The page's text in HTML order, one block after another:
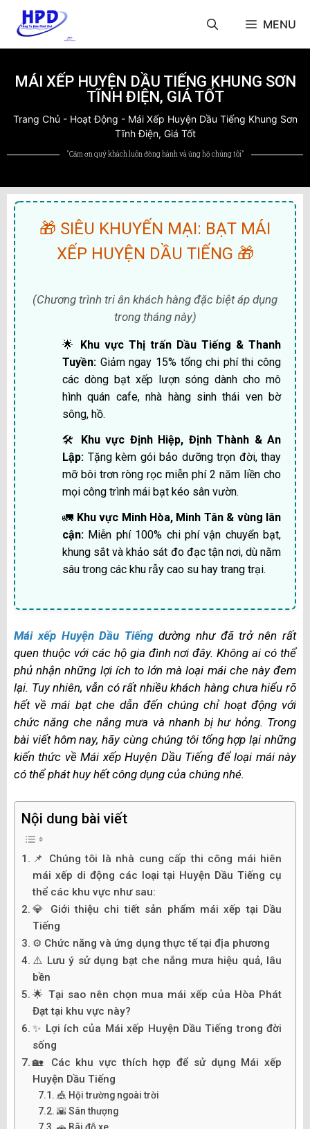
MENU
MÁI XẾP HUYỆN DẦU TIẾNG KHUNG SƠN
TĨNH ĐIỆN, GIÁ TỐT
Trang Chủ - Hoạt Động - Mái Xếp Huyện Dầu Tiếng Khung Sơn
Tĩnh Điện, Giá Tốt
"Cảm ơn quý khách luôn đồng hành và ủng hộ chúng tôi"
🎁 SIÊU KHUYẾN MẠI: BẠT MÁI
XẾP HUYỆN DẦU TIẾNG 🎁
(Chương trình tri ân khách hàng đặc biệt áp dụng
trong tháng này)
🌟 Khu vực Thị trấn Dầu Tiếng & Thanh
Tuyền: Giảm ngay 15% tổng chi phí thi công
các dòng bạt xếp lượn sóng dành cho mô
hình quán cafe, nhà hàng sinh thái ven bờ
sông, hồ.
🛠️ Khu vực Định Hiệp, Định Thành & An
Lập: Tặng kèm gói bảo dưỡng trọn đời, thay
mỡ bôi trơn ròng rọc miễn phí 2 năm liền cho
mọi công trình mái bạt kéo sân vườn.
🚛 Khu vực Minh Hòa, Minh Tân & vùng lân
cận: Miễn phí 100% chi phí vận chuyển bạt,
khung sắt và khảo sát đo đạc tận nơi, dù nằm
sâu trong các khu rẫy cao su hay trang trại.
Mái xếp Huyện Dầu Tiếngdường như đã trở nên rất
quen thuộc với các hộ gia đình nơi đây. Không ai có thể
phủ nhận những lợi ích to lớn mà loại mái che này đem
lại. Tuy nhiên, vẫn có rất nhiều khách hàng chưa hiểu rõ
hết về mái bạt che dẫn đến chúng chỉ hoạt động với
chức năng che nắng mưa và nhanh bị hư hỏng. Trong
bài viết hôm nay, hãy cùng chúng tôi tổng hợp lại những
kiến thức về Mái xếp Huyện Dầu Tiếng để loại mái này
có thể phát huy hết công dụng của chúng nhé.
Nội dung bài viết
📌 Chúng tôi là nhà cung cấp thi công mái hiên
mái xếp di động các loại tại Huyện Dầu Tiếng cụ
thể các khu vực như sau:
💎 Giới thiệu chi tiết sản phẩm mái xếp tại Dầu
Tiếng
⚙️ Chức năng và ứng dụng thực tế tại địa phương
⚠️ Lưu ý sử dụng bạt che nắng mưa hiệu quả, lâu
bền
🌟 Tại sao nên chọn mua mái xếp của Hòa Phát
Đạt tại khu vực này?
✨ Lợi ích của Mái xếp Huyện Dầu Tiếng trong đời
sống
🏡 Các khu vực thích hợp để sử dụng Mái xếp
Huyện Dầu Tiếng
🎪 Hội trường ngoài trời
🌇 Sân thượng
🚗 Bãi đỗ xe